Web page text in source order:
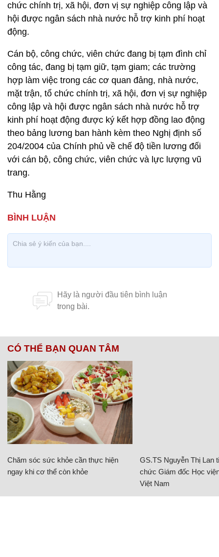
chức chính trị, xã hội, đơn vị sự nghiệp công lập và
hội được ngân sách nhà nước hỗ trợ kinh phí hoạt
động.
Cán bộ, công chức, viên chức đang bị tạm đình chỉ
công tác, đang bị tạm giữ, tạm giam; các trường
hợp làm việc trong các cơ quan đảng, nhà nước,
mặt trận, tổ chức chính trị, xã hội, đơn vị sự nghiệp
công lập và hội được ngân sách nhà nước hỗ trợ
kinh phí hoạt động được ký kết hợp đồng lao động
theo bảng lương ban hành kèm theo Nghị định số
204/2004 của Chính phủ về chế độ tiền lương đối
với cán bộ, công chức, viên chức và lực lượng vũ
trang.
Thu Hằng
CÓ THỂ BẠN QUAN TÂM
Chăm sóc sức khỏe cần thực hiện
ngay khi cơ thể còn khỏe
GS.TS Nguyễn Thị Lan
chức Giám đốc Học
Việt Nam